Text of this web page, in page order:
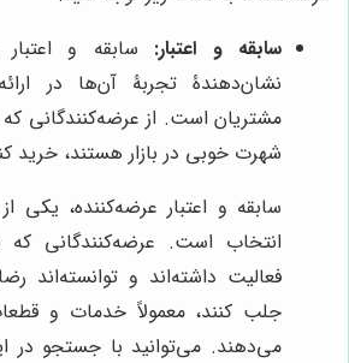
سابقه و اعتبار: سابقه و اعتبار
نشان‌دهندۀ تجربۀ آن‌ها در
مشتریان است. از عرضه‌کنندگانی که
شهرت خوبی در بازار هستند، خرید
سابقه و اعتبار عرضه‌کننده، یکی
انتخاب است. عرضه‌کنندگانی که
فعالیت داشته‌اند و توانسته‌اند
جلب کنند، معمولاً خدمات و
می‌دهند. می‌توانید با جستجو در